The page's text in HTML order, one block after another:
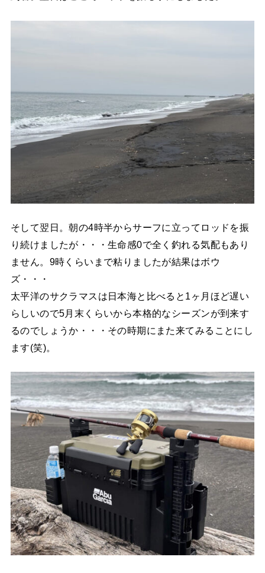
そして翌日。朝の4時半からサーフに立ってロッドを振
り続けましたが・・・生命感0で全く釣れる気配もあり
ません。9時くらいまで粘りましたが結果はボウ
ズ・・・
太平洋のサクラマスは日本海と比べると1ヶ月ほど遅い
らしいので5月末くらいから本格的なシーズンが到来す
るのでしょうか・・・その時期にまた来てみることにし
ます(笑)。